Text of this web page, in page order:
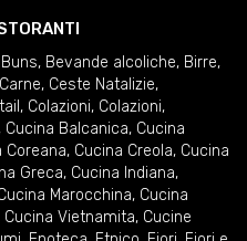
, Bevande alcoliche, Birre,
Carne, Ceste Natalizie,
, Colazioni, Colazioni,
, Cucina Balcanica, Cucina
Coreana, Cucina Creola, Cucina
Greca, Cucina Indiana,
Marocchina, Cucina
Cucina Vietnamita, Cucine